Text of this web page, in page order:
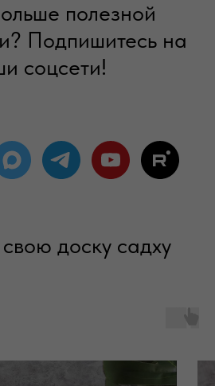
полезной
Подпишитесь на
соцсети!
доску садху